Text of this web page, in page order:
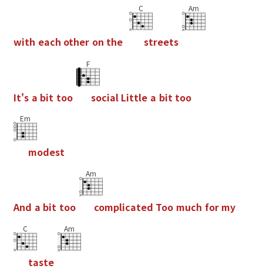
with each other on the
C
streets
Am
It's a bit too
F
social Little a bit too
Em
modest
And a bit too
Am
complicated Too much for my
C
taste
Am